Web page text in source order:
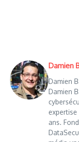
Damien
Damien
Damien
ans.